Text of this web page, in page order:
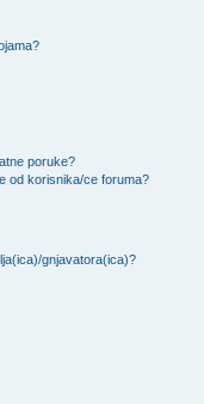
poruke?
od korisnika/ce foruma?
gnjavatora(ica)?